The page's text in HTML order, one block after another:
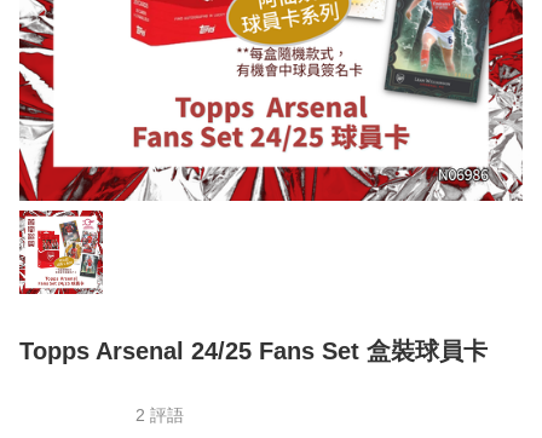
Topps Arsenal 24/25 Fans Set 盒裝球員卡
2 評語